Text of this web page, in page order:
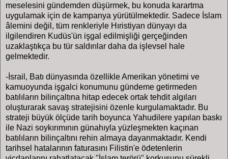
meselesini gündemden düşürmek, bu konuda karartma
uygulamak için de kampanya yürütülmektedir. Sadece İslam
âlemini değil, tüm renkleriyle Hıristiyan dünyayı da
ilgilendiren Kudüs'ün işgal edilmişliği gerçeğinden
uzaklaştıkça bu tür saldırılar daha da işlevsel hale
gelmektedir.
-İsrail, Batı dünyasında özellikle Amerikan yönetimi ve
kamuoyunda işgalci konumunu gündeme getirmeden
batılıların bilinçaltına hitap edecek ortak tehdit algıları
oluşturarak savaş stratejisini özenle kurgulamaktadır. Bu
strateji büyük ölçüde tarih boyunca Yahudilere yapılan baskı
ile Nazi soykırımının günahıyla yüzleşmekten kaçınan
batılıların bilinçaltını rehin almaya dayanmaktadır. Kendi
tarihsel hatalarının faturasını Filistin'e ödetenlerin